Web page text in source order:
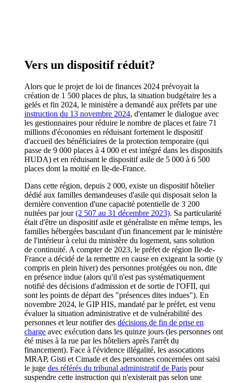
Vers un dispositif réduit?
Alors que le projet de loi de finances 2024 prévoyait la
création de 1 500 places de plus, la situation budgétaire les a
gelés et fin 2024, le ministère a demandé aux préfets par une
instruction du 13 novembre 2024, d'entamer le dialogue avec
les gestionnaires pour réduire le nombre de places et faire 71
millions d'économies en réduisant fortement le dispositif
d'accueil des bénéficiaires de la protection temporaire (qui
passe de 9 000 places à 4 000 et est intégré dans les dispositifs
HUDA) et en réduisant le dispositif asile de 5 000 à 6 500
places dont la moitié en Ile-de-France.
Dans cette région, depuis 2 000, existe un dispositif hôtelier
dédié aux familles demandeuses d'asile qui disposait selon la
dernière convention d'une capacité potentielle de 3 200
nuitées par jour(2 507 au 31 décembre 2023). Sa particularité
était d'être un dispositif asile et généraliste en même temps, les
familles hébergées basculant d'un financement par le ministère
de l'intérieur à celui du ministère du logement, sans solution
de continuité. A compter de 2023, le préfet de région Ile-de-
France a décidé de la remettre en cause en exigeant la sortie (y
compris en plein hiver) des personnes protégées ou non, dite
en présence indue (alors qu'il n'est pas systématiquement
notifié des décisions d'admission et de sortie de l'OFII, qui
sont les points de départ des "présences dites indues"). En
novembre 2024, le GIP HIS, mandaté par le préfet, est venu
évaluer la situation administrative et de vulnérabilité des
personnes et leur notifier des décisions de fin de prise en
charge avec exécution dans les quinze jours (les personnes ont
été mises à la rue par les hôteliers après l'arrêt du
financement). Face à l'évidence illégalité, les assocations
MRAP, Gisti et Cimade et des personnes concernées ont saisi
le juge des référés du tribunal administratif de Paris pour
suspendre cette instruction qui n'existerait pas selon une